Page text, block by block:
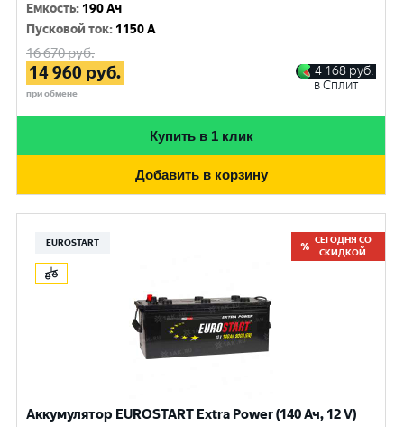
Емкость: 190 Ач
Пусковой ток: 1150 A
16 670руб.
14 960 руб.
при обмене
4 168 руб.
в Сплит
Купить в 1 клик
Добавить в корзину
EUROSTART
СЕГОДНЯ СО
СКИДКОЙ
Аккумулятор EUROSTART Extra Power (140 Ач, 12 V)